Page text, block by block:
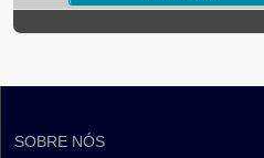
SOBRE NÓS